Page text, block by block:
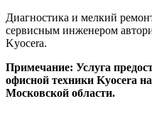
Диагностика и мелкий
сервисным инженером
Kyocera.
Примечание: Услуга
офисной техники Kyocera
Московской области.